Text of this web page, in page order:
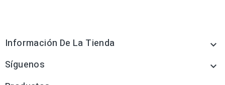
Información De La Tienda 
Síguenos 